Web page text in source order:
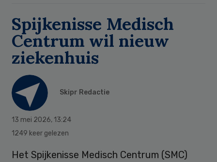
Spijkenisse Medisch
Centrum wil nieuw
ziekenhuis
Skipr Redactie
13 mei 2026, 13:24
1249 keer gelezen
Het Spijkenisse Medisch Centrum (SMC)